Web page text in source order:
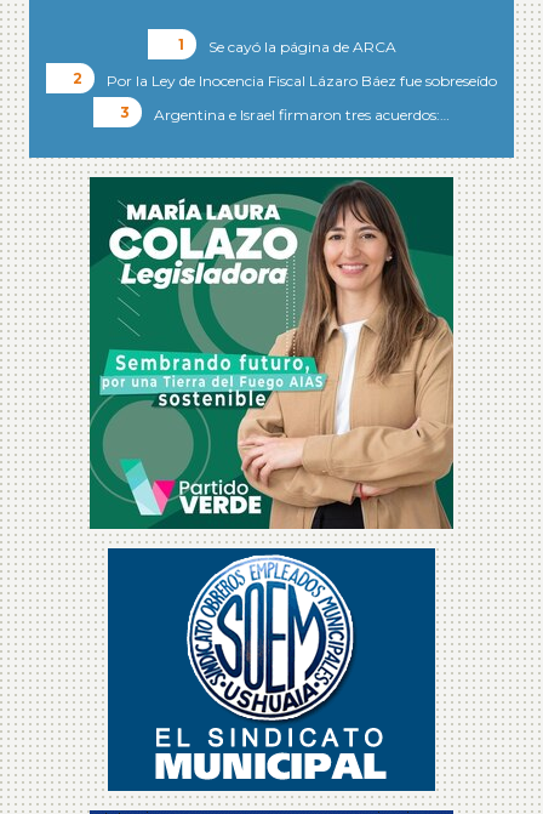
Se cayó la página de ARCA
Por la Ley de Inocencia Fiscal Lázaro Báez fue sobreseído
Argentina e Israel firmaron tres acuerdos:…